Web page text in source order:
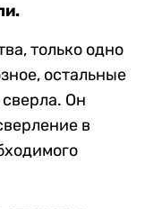
только одно
остальные
Он
в